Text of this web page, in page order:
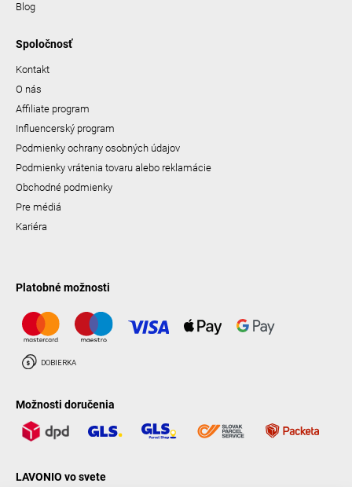
Blog
Spoločnosť
Kontakt
O nás
Affiliate program
Influencerský program
Podmienky ochrany osobných údajov
Podmienky vrátenia tovaru alebo reklamácie
Obchodné podmienky
Pre médiá
Kariéra
Platobné možnosti
Možnosti doručenia
LAVONIO vo svete